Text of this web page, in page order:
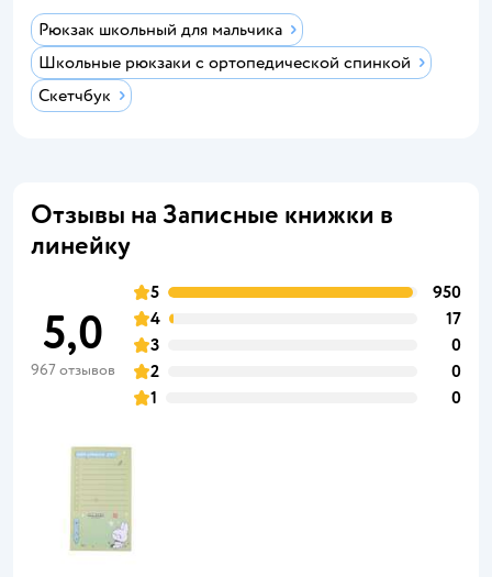
Рюкзак школьный для мальчика
Школьные рюкзаки с ортопедической спинкой
Скетчбук
Отзывы на Записные книжки в
линейку
5,0
967 отзывов
5
950
4
17
3
0
2
0
1
0